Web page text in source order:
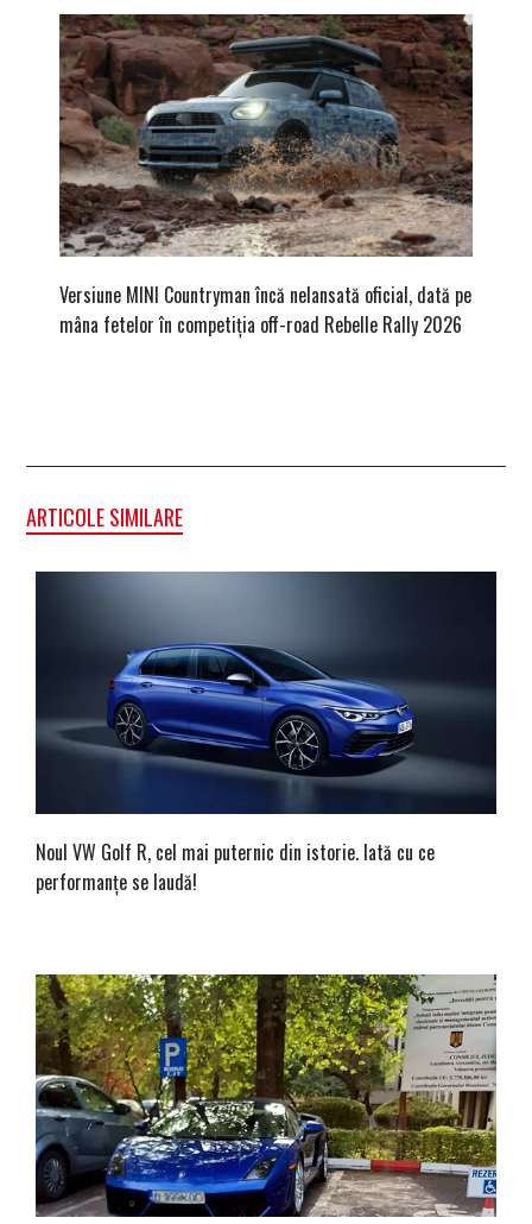
Versiune MINI Countryman încă nelansată oficial, dată pe
mâna fetelor în competiția off-road Rebelle Rally 2026
ARTICOLE SIMILARE
Noul VW Golf R, cel mai puternic din istorie. Iată cu ce
performanțe se laudă!